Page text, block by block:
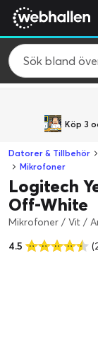
Köp 3
Datorer & Tillbehör
Mikrofoner
Logitech
Off-White
Mikrofoner / Vit /
4.5